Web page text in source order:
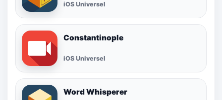
iOS Universel
Constantinople
iOS Universel
Word Whisperer